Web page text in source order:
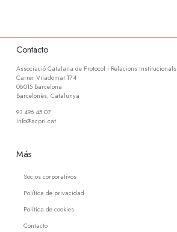
Contacto
Associació Catalana de Protocol i Relacions Institucionals
Carrer Viladomat 174
08015 Barcelona
Barcelonès, Catalunya
93 496 45 07
info@acpri.cat
Más
Socios corporativos
Política de privacidad
Política de cookies
Contacto